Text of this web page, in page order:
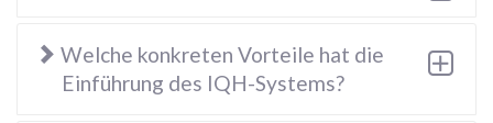
Welche konkreten Vorteile hat die
Einführung des IQH-Systems?